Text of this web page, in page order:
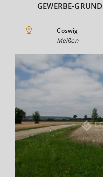
GEWERBE-
Coswig
Meißen